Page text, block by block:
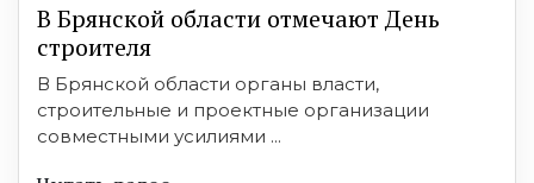
В Брянской области отмечают День
строителя
В Брянской области органы власти,
строительные и проектные организации
совместными усилиями ...